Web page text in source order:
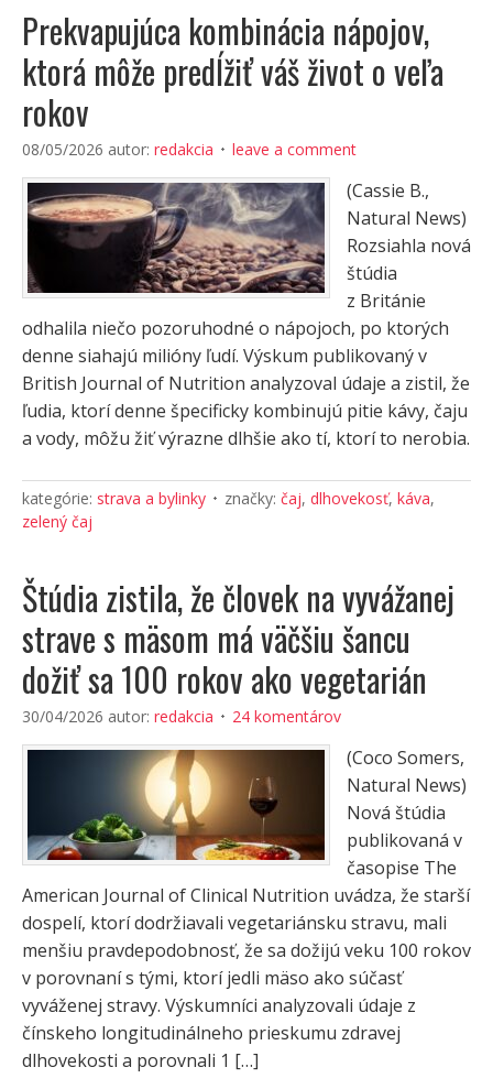
Prekvapujúca kombinácia nápojov,
ktorá môže predĺžiť váš život o veľa
rokov
08/05/2026 autor: redakcia leave a comment
(Cassie B.,
Natural News)
Rozsiahla nová
štúdia
z Británie
odhalila niečo pozoruhodné o nápojoch, po ktorých
denne siahajú milióny ľudí. Výskum publikovaný v
British Journal of Nutrition analyzoval údaje a zistil, že
ľudia, ktorí denne špecificky kombinujú pitie kávy, čaju
a vody, môžu žiť výrazne dlhšie ako tí, ktorí to nerobia.
kategórie: strava a bylinky značky: čaj, dlhovekosť, káva,
zelený čaj
Štúdia zistila, že človek na vyvážanej
strave s mäsom má väčšiu šancu
dožiť sa 100 rokov ako vegetarián
30/04/2026 autor: redakcia 24 komentárov
(Coco Somers,
Natural News)
Nová štúdia
publikovaná v
časopise The
American Journal of Clinical Nutrition uvádza, že starší
dospelí, ktorí dodržiavali vegetariánsku stravu, mali
menšiu pravdepodobnosť, že sa dožijú veku 100 rokov
v porovnaní s tými, ktorí jedli mäso ako súčasť
vyváženej stravy. Výskumníci analyzovali údaje z
čínskeho longitudinálneho prieskumu zdravej
dlhovekosti a porovnali 1 […]